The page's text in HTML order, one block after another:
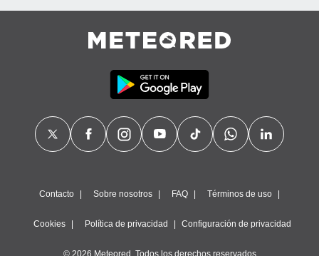
Contacto Sobre nosotros FAQ Términos de uso
Cookies Política de privacidad Configuración de privacidad
© 2026 Meteored. Todos los derechos reservados